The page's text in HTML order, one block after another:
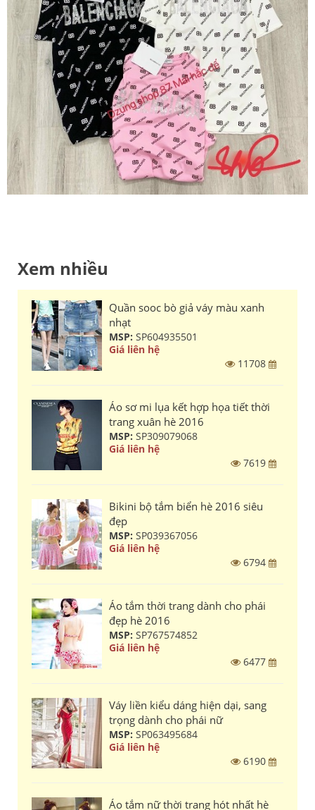
Xem nhiều
Quần sooc bò giả váy màu xanh
nhạt
MSP: SP604935501
Giá liên hệ
11708
Áo sơ mi lụa kết hợp họa tiết thời
trang xuân hè 2016
MSP: SP309079068
Giá liên hệ
7619
Bikini bộ tắm biển hè 2016 siêu
đẹp
MSP: SP039367056
Giá liên hệ
6794
Áo tắm thời trang dành cho phái
đẹp hè 2016
MSP: SP767574852
Giá liên hệ
6477
Váy liền kiểu dáng hiện dại, sang
trọng dành cho phái nữ
MSP: SP063495684
Giá liên hệ
6190
Áo tắm nữ thời trang hót nhất hè